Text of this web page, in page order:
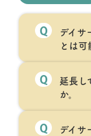
Q
デイサ
とは可
Q
延長し
か。
Q デイサ